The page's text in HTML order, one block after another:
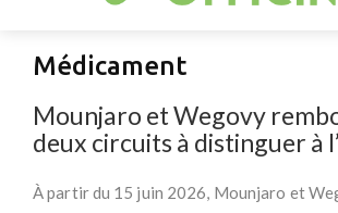
Médicament
Mounjaro et Wegovy
deux circuits à distinguer à
À partir du 15 juin 2026, Mounjaro et